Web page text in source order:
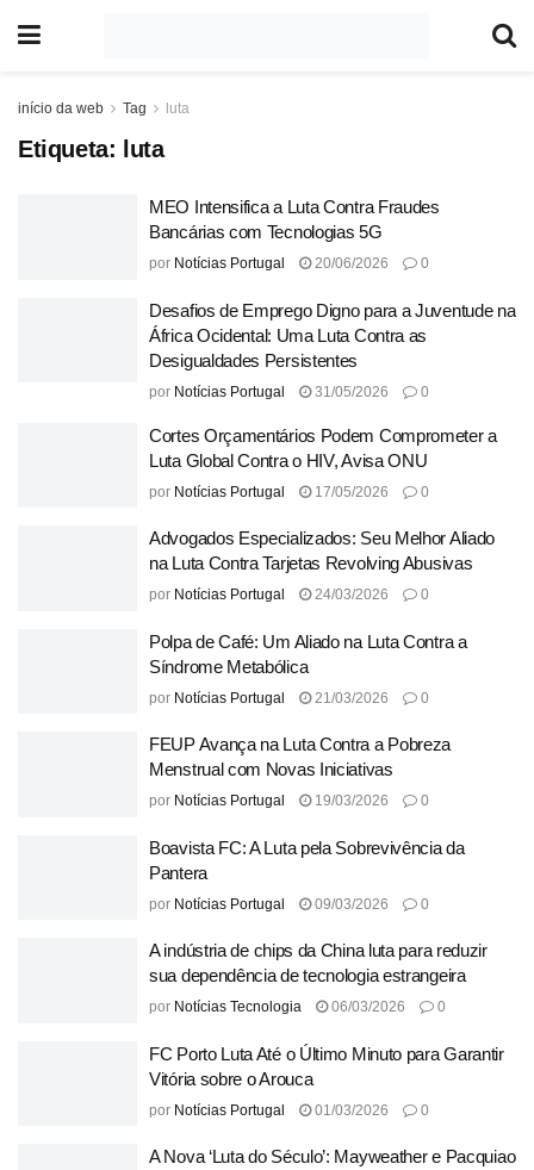
início da web Tag luta
Etiqueta: luta
MEO Intensifica a Luta Contra Fraudes
Bancárias com Tecnologias 5G
por Notícias Portugal 20/06/2026 0
Desafios de Emprego Digno para a Juventude na
África Ocidental: Uma Luta Contra as
Desigualdades Persistentes
por Notícias Portugal 31/05/2026 0
Cortes Orçamentários Podem Comprometer a
Luta Global Contra o HIV, Avisa ONU
por Notícias Portugal 17/05/2026 0
Advogados Especializados: Seu Melhor Aliado
na Luta Contra Tarjetas Revolving Abusivas
por Notícias Portugal 24/03/2026 0
Polpa de Café: Um Aliado na Luta Contra a
Síndrome Metabólica
por Notícias Portugal 21/03/2026 0
FEUP Avança na Luta Contra a Pobreza
Menstrual com Novas Iniciativas
por Notícias Portugal 19/03/2026 0
Boavista FC: A Luta pela Sobrevivência da
Pantera
por Notícias Portugal 09/03/2026 0
A indústria de chips da China luta para reduzir
sua dependência de tecnologia estrangeira
por Notícias Tecnologia 06/03/2026 0
FC Porto Luta Até o Último Minuto para Garantir
Vitória sobre o Arouca
por Notícias Portugal 01/03/2026 0
A Nova ‘Luta do Século’: Mayweather e Pacquiao